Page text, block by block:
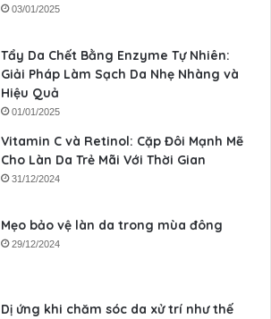
03/01/2025
Tẩy Da Chết Bằng Enzyme Tự Nhiên:
Giải Pháp Làm Sạch Da Nhẹ Nhàng và
Hiệu Quả
01/01/2025
Vitamin C và Retinol: Cặp Đôi Mạnh Mẽ
Cho Làn Da Trẻ Mãi Với Thời Gian
31/12/2024
Mẹo bảo vệ làn da trong mùa đông
29/12/2024
Dị ứng khi chăm sóc da xử trí như thế